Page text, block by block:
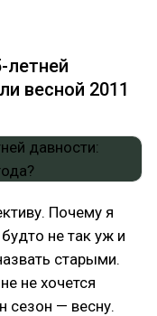
летней
весной 2011
Почему я
не так уж и
старыми.
не хочется
сезон — весну.